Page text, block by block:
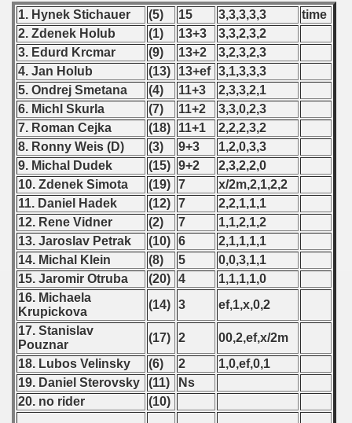
1. Hynek Stichauer (5) 15 3,3,3,3,3
time
2. Zdenek Holub
(1) 13+3
3,3,2,3,2
3. Edurd Krcmar
(9) 13+2
3,2,3,2,3
4. Jan Holub
(13) 13+ef 3,1,3,3,3
5. Ondrej Smetana
(4) 11+3
2,3,3,2,1
6. Michl Skurla
(7) 11+2
3,3,0,2,3
7. Roman Cejka
(18) 11+1
2,2,2,3,2
8. Ronny Weis (D)
(3) 9+3
1,2,0,3,3
9. Michal Dudek
(15) 9+2
2,3,2,2,0
10. Zdenek Simota
(19) 7
x/2m,2,1,2,2
11. Daniel Hadek
(12) 7
2,2,1,1,1
12. Rene Vidner
(2) 7
1,1,2,1,2
13. Jaroslav Petrak
(10) 6
2,1,1,1,1
14. Michal Klein
(8) 5
0,0,3,1,1
15. Jaromir Otruba
(20) 4
1,1,1,1,0
16. Michaela
Krupickova
(14) 3
ef,1,x,0,2
17. Stanislav
Pouznar
(17) 2
00,2,ef,x/2m
18. Lubos Velinsky
(6) 2
1,0,ef,0,1
19. Daniel Sterovsky
(11)
Ns
20. no rider
(10)
1986
- 1988
- 1989
- 1990
- 1991
- 1992
- 1993
- 1994
- 1995
- 1996
- 1997